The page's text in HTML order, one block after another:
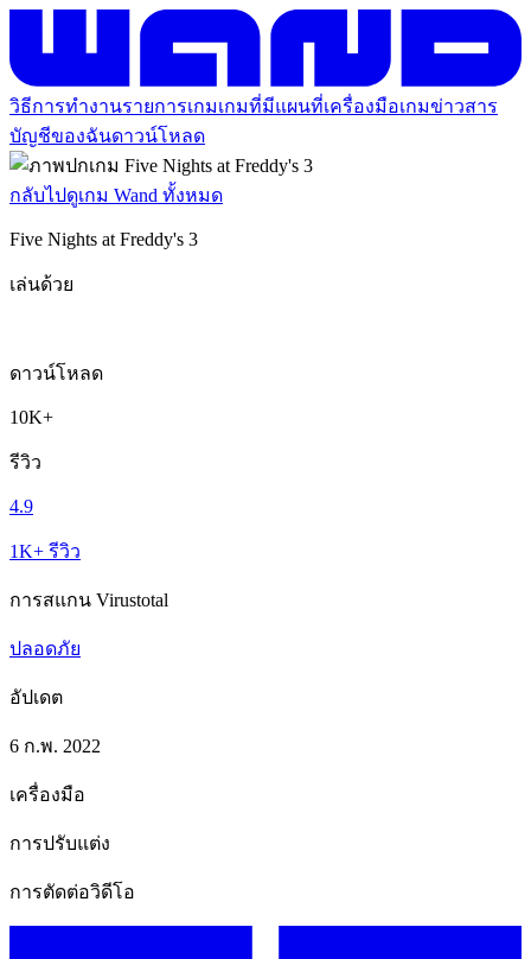
วิธีการทำงานรายการเกมเกมที่มีแผนที่เครื่องมือเกมข่าวสาร
บัญชีของฉันดาวน์โหลด
กลับไปดูเกม Wand ทั้งหมด
Five Nights at Freddy's 3
เล่นด้วย
ดาวน์โหลด
10K+
รีวิว
4.9
1K+ รีวิว
การสแกน Virustotal
ปลอดภัย
อัปเดต
6 ก.พ. 2022
เครื่องมือ
การปรับแต่ง
การตัดต่อวิดีโอ